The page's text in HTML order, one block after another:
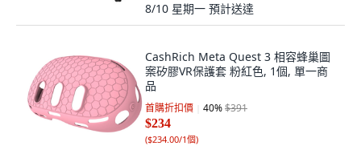
8/10 星期一 預計送達
CashRich Meta Quest 3 相容蜂巢圖
案矽膠VR保護套 粉紅色, 1個, 單一商
品
首購折扣價 40%$391
$234
($234.00/1個)